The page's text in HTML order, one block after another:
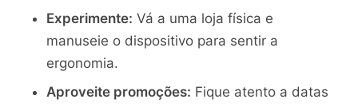
Experimente: Vá a uma loja física e
manuseie o dispositivo para sentir a
ergonomia.
Aproveite promoções: Fique atento a datas